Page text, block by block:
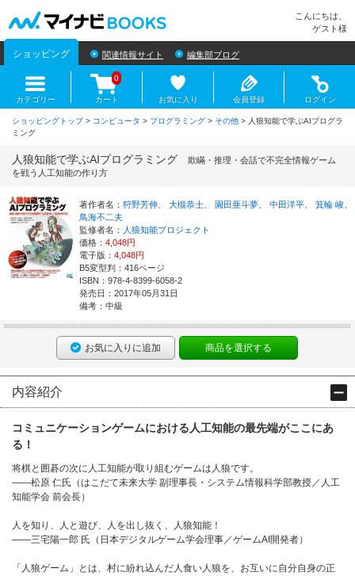
こんにちは、
ゲスト様
ショッピング 関連情報サイト 編集部ブログ
カテゴリー カート
0
お気に入り 会員登録 ログイン
ショッピングトップ> コンピュータ > プログラミング > その他 > 人狼知能で学ぶAIプログラ
ミング
人狼知能で学ぶAIプログラミング
欺瞞・推理・会話で不完全情報ゲーム
を戦う人工知能の作り方
著作者名： 狩野芳伸 大槻恭士 園田亜斗夢 中田洋平 箕輪 峻
鳥海不二夫
監修者名：
人狼知能プロジェクト
価格： 4,048円
電子版： 4,048円
B5変型判：416ページ
ISBN：978-4-8399-6058-2
発売日：2017年05月31日
備考：中級
お気に入りに追加 商品を選択する
内容紹介
コミュニケーションゲームにおける人工知能の最先端がここにあ
る！
将棋と囲碁の次に人工知能が取り組むゲームは人狼です。
――松原 仁氏（はこだて未来大学 副理事長・システム情報科学部教授／人工
知能学会 前会長）
人を知り、人と遊び、人を出し抜く、人狼知能！
――三宅陽一郎 氏（日本デジタルゲーム学会理事／ゲームAI開発者）
「人狼ゲーム」とは、村に紛れ込んだ人食い人狼を、お互いに自分自身の正